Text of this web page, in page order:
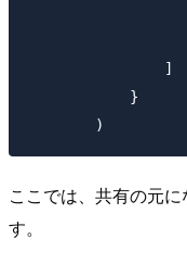
                ]
            }
ここでは、共有の元
す。